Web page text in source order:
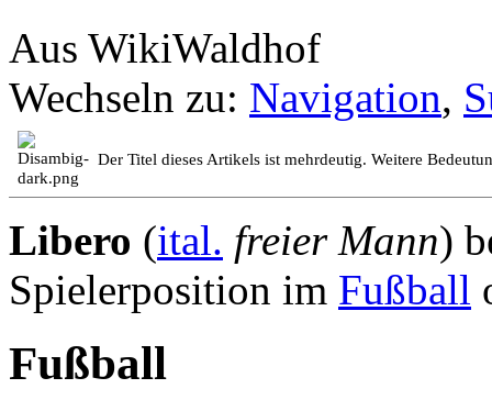
Aus WikiWaldhof
Wechseln zu: Navigation,
Der Titel dieses Artikels ist mehrdeutig. Weitere
Libero (ital. freier Mann)
Spielerposition im Fußball
Fußball